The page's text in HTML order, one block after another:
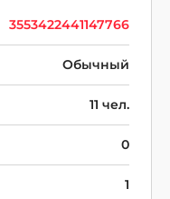
3553422441147766
Обычный
11 чел.
0
1